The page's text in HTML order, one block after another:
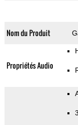
Nom du Produit
Propriétés Audio